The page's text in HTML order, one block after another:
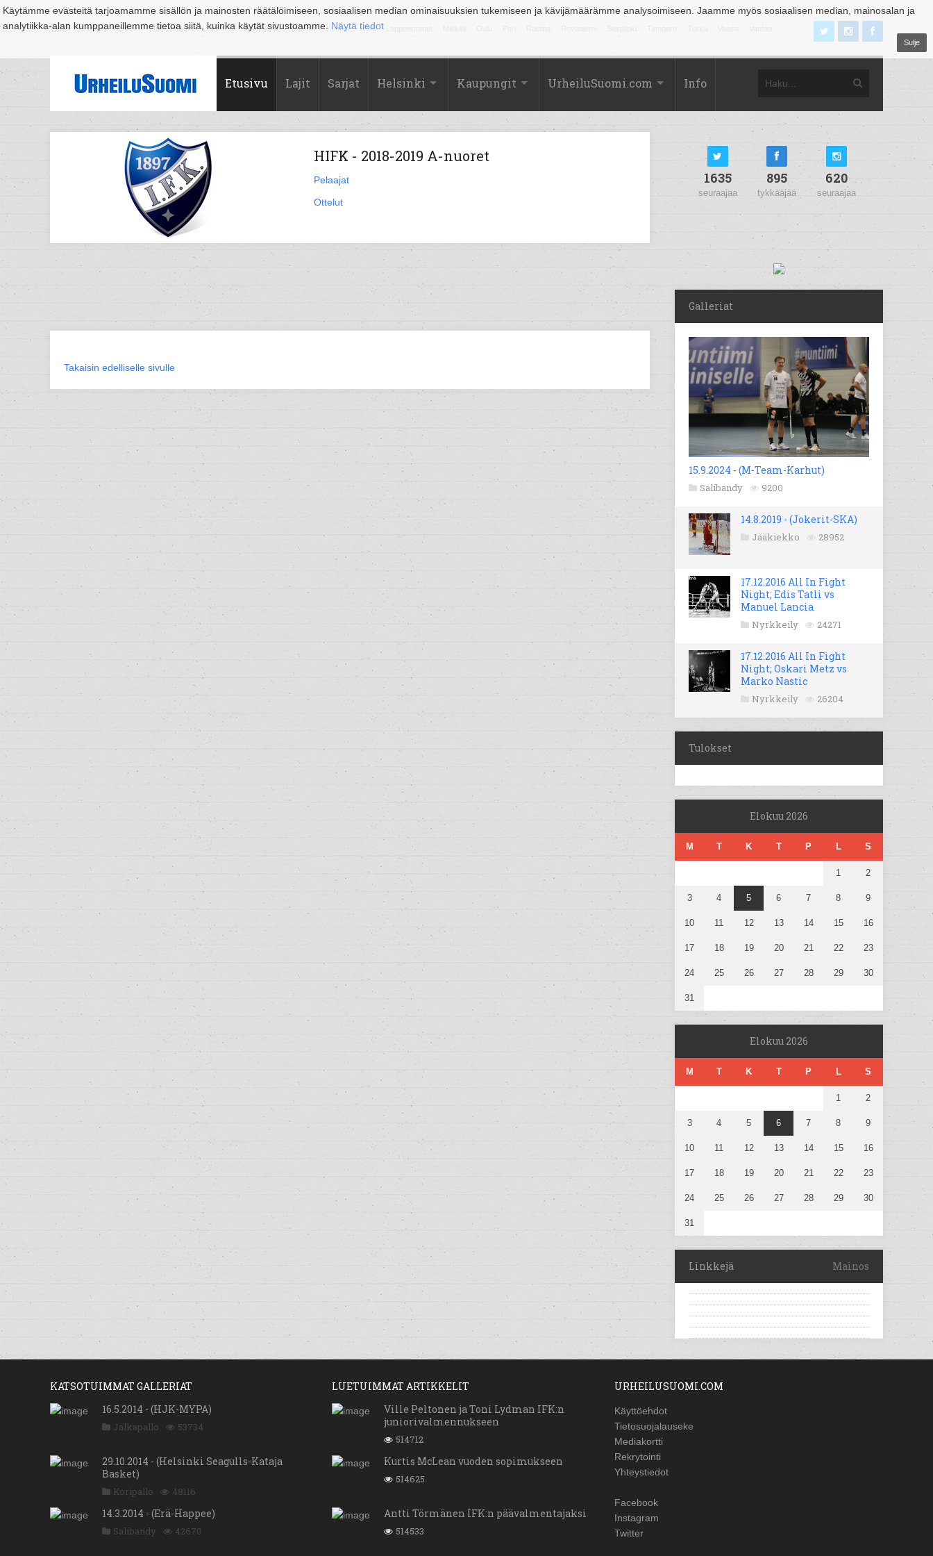
Käytämme evästeitä tarjoamamme sisällön ja mainosten räätälöimiseen, sosiaalisen median ominaisuuksien tukemiseen ja kävijämäärämme analysoimiseen. Jaamme myös sosiaalisen median, mainosalan ja
analytiikka-alan kumppaneillemme tietoa siitä, kuinka käytät sivustoamme. Näytä tiedot
Sulje
Suomi Espoo Helsinki Hämeenlinna Joensuu Jyväskylä Kouvola Kuopio Lahti
Etusivu Lajit Sarjat Helsinki Kaupungit UrheiluSuomi.com Info
HIFK - 2018-2019 A-nuoret
Pelaajat
Ottelut
Takaisin edelliselle sivulle
1635
seuraajaa
895
tykkääjää
620
seuraajaa
Galleriat
15.9.2024 - (M-Team-Karhut)
Salibandy 9200
14.8.2019 - (Jokerit-SKA)
Jääkiekko 28952
17.12.2016 All In Fight
Night; Edis Tatli vs
Manuel Lancia
Nyrkkeily 24271
17.12.2016 All In Fight
Night; Oskari Metz vs
Marko Nastic
Nyrkkeily 26204
Tulokset
Elokuu 2026
M T K T P L S
1 2
3 4 5 6 7 8 9
10 11 12 13 14 15 16
17 18 19 20 21 22 23
24 25 26 27 28 29 30
31
Elokuu 2026
M T K T P L S
1 2
3 4 5 6 7 8 9
10 11 12 13 14 15 16
17 18 19 20 21 22 23
24 25 26 27 28 29 30
31
Linkkejä Mainos
KATSOTUIMMAT GALLERIAT
16.5.2014 - (HJK-MYPA)
Jalkapallo 53734
29.10.2014 - (Helsinki Seagulls-Kataja
Basket)
Koripallo 48116
14.3.2014 - (Erä-Happee)
Salibandy 42670
LUETUIMMAT ARTIKKELIT
Ville Peltonen ja Toni Lydman IFK:n
juniorivalmennukseen
514712
Kurtis McLean vuoden sopimukseen
514625
Antti Törmänen IFK:n päävalmentajaksi
514533
URHEILUSUOMI.COM
Käyttöehdot
Tietosuojalauseke
Mediakortti
Rekrytointi
Yhteystiedot
Facebook
Instagram
Twitter